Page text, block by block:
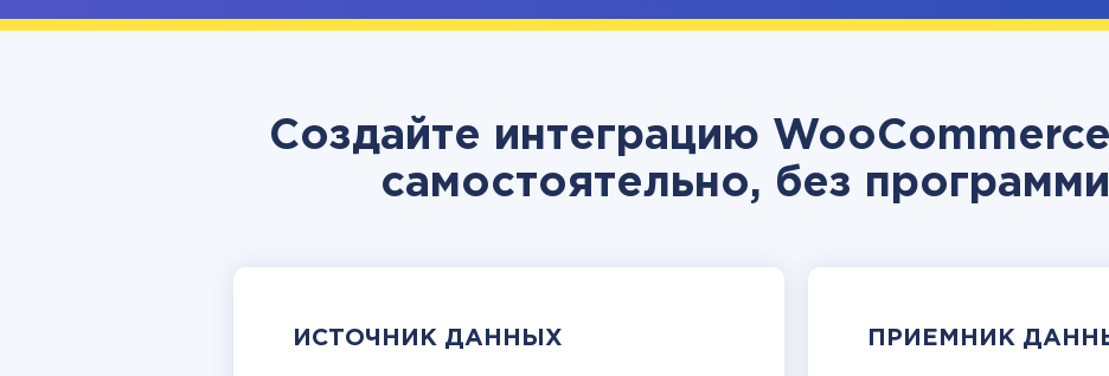
Создайте интеграцию
самостоятельно, без
ИСТОЧНИК ДАННЫХ ПРИЕМНИК